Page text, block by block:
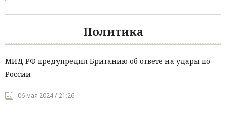
Политика
МИД РФ предупредил Британию об ответе на удары по
России
06 мая 2024 / 21:26